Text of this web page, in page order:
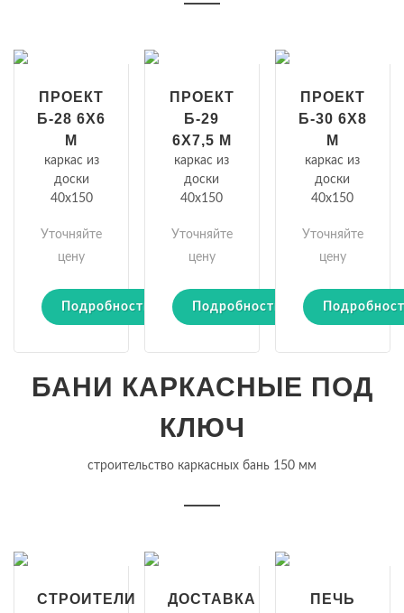
ПРОЕКТ
Б-28 6Х6
М
каркас из
доски
40х150
Уточняйте
цену
Подробности
ПРОЕКТ
Б-29
6Х7,5 М
каркас из
доски
40х150
Уточняйте
цену
Подробности
ПРОЕКТ
Б-30 6Х8
М
каркас из
доски
40х150
Уточняйте
цену
БАНИ КАРКАСНЫЕ ПОД
КЛЮЧ
строительство каркасных бань 150 мм
СТРОИТЕЛИ ДОСТАВКА ПЕЧЬ